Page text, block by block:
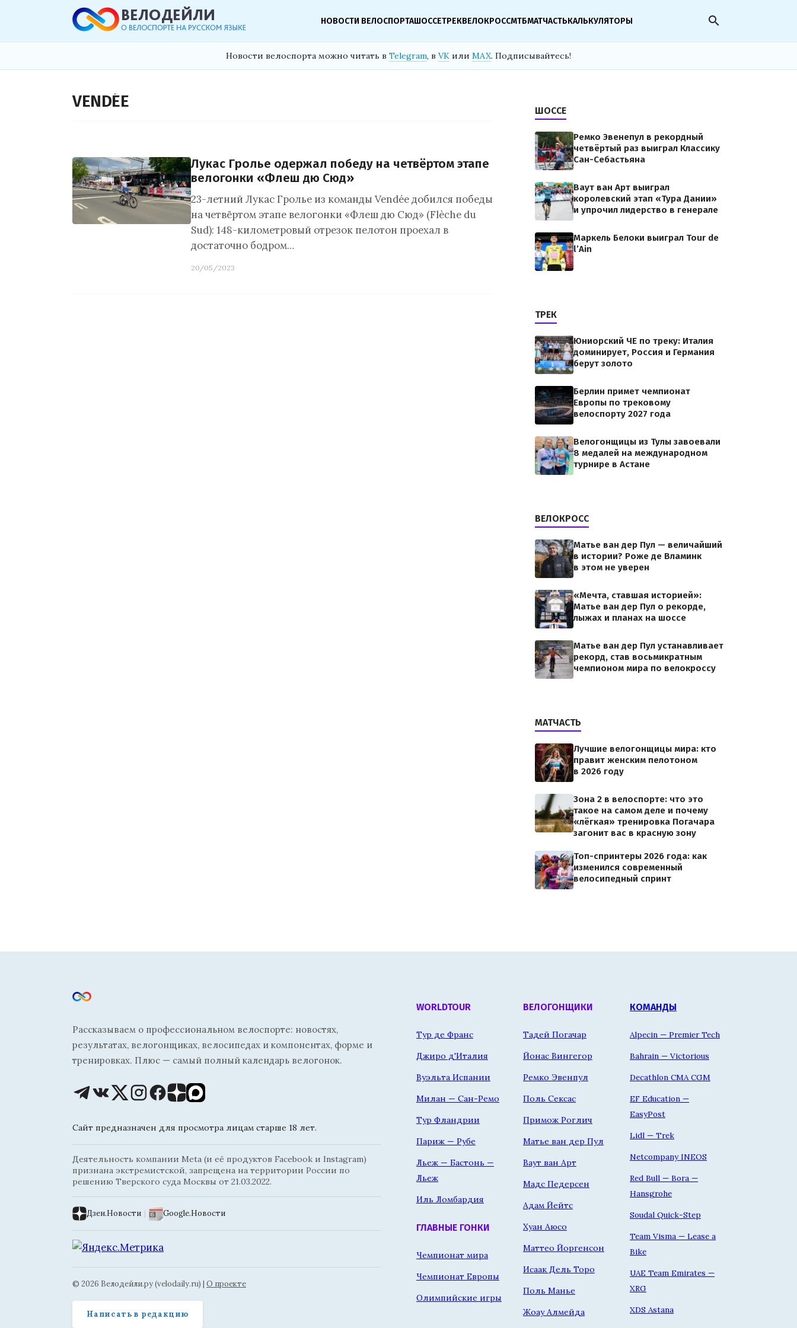
НОВОСТИ ВЕЛОСПОРТАШОССЕТРЕКВЕЛОКРОССМТБМАТЧАСТЬКАЛЬКУЛЯТОРЫ search
Новости велоспорта можно читать в Telegram, в VK или MAX. Подписывайтесь!
VENDÉE
Лукас Гролье одержал победу на четвёртом этапе
велогонки «Флеш дю Сюд»
23-летний Лукас Гролье из команды Vendée добился победы
на четвёртом этапе велогонки «Флеш дю Сюд» (Flèche du
Sud): 148-километровый отрезок пелотон проехал в
достаточно бодром…
20/05/2023
ШОССЕ
Ремко Эвенепул в рекордный
четвёртый раз выиграл Классику
Сан-Себастьяна
Ваут ван Арт выиграл
королевский этап «Тура Дании»
и упрочил лидерство в генерале
Маркель Белоки выиграл Tour de
l’Ain
ТРЕК
Юниорский ЧЕ по треку: Италия
доминирует, Россия и Германия
берут золото
Берлин примет чемпионат
Европы по трековому
велоспорту 2027 года
Велогонщицы из Тулы завоевали
8 медалей на международном
турнире в Астане
ВЕЛОКРОСС
Матье ван дер Пул — величайший
в истории? Роже де Вламинк
в этом не уверен
«Мечта, ставшая историей»:
Матье ван дер Пул о рекорде,
лыжах и планах на шоссе
Матье ван дер Пул устанавливает
рекорд, став восьмикратным
чемпионом мира по велокроссу
МАТЧАСТЬ
Лучшие велогонщицы мира: кто
правит женским пелотоном
в 2026 году
Зона 2 в велоспорте: что это
такое на самом деле и почему
«лёгкая» тренировка Погачара
загонит вас в красную зону
Топ-спринтеры 2026 года: как
изменился современный
велосипедный спринт
Рассказываем о профессиональном велоспорте: новостях,
результатах, велогонщиках, велосипедах и компонентах, форме и
тренировках. Плюс — самый полный календарь велогонок.
Сайт предназначен для просмотра лицам старше 18 лет.
Деятельность компании Meta (и её продуктов Facebook и Instagram)
признана экстремистской, запрещена на территории России по
решению Тверского суда Москвы от 21.03.2022.
Дзен.Новости | Google.Новости
© 2026 Велодейли.ру (velodaily.ru) | О проекте
Написать в редакцию
WORLDTOUR
Тур де Франс
Джиро д'Италия
Вуэльта Испании
Милан — Сан-Ремо
Тур Фландрии
Париж — Рубе
Льеж — Бастонь —
Льеж
Иль Ломбардия
ГЛАВНЫЕ ГОНКИ
Чемпионат мира
Чемпионат Европы
Олимпийские игры
ВЕЛОГОНЩИКИ
Тадей Погачар
Йонас Вингегор
Ремко Эвенпул
Поль Сексас
Примож Роглич
Матье ван дер Пул
Ваут ван Арт
Мадс Педерсен
Адам Йейтс
Хуан Аюсо
Маттео Йоргенсон
Исаак Дель Торо
Поль Манье
Жоау Алмейда
КОМАНДЫ
Alpecin — Premier Tech
Bahrain — Victorious
Decathlon CMA CGM
EF Education —
EasyPost
Lidl — Trek
Netcompany INEOS
Red Bull — Bora —
Hansgrohe
Soudal Quick-Step
Team Visma — Lease a
Bike
UAE Team Emirates —
XRG
XDS Astana